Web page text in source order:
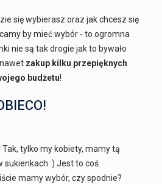
się wybierasz oraz jak chcesz się
by mieć wybór - to ogromna
nie są tak drogie jak to bywało
zakup kilku przepięknych
budżetu!
tylko my kobiety, mamy tą
sukienkach :) Jest to coś
mamy wybór, czy spodnie?